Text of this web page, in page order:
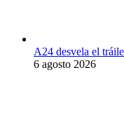
A24 desvela el
6 agosto 2026